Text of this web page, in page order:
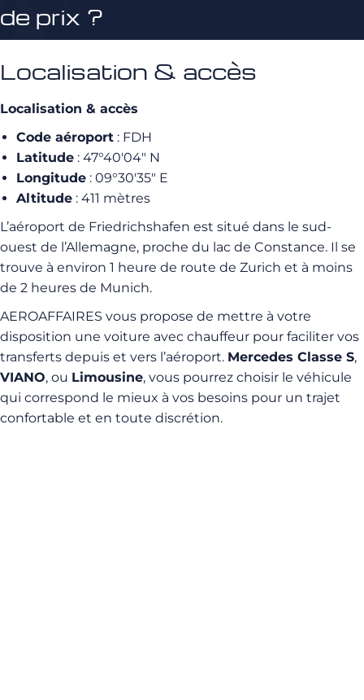
de prix ?
Localisation & accès
Localisation & accès
Code aéroport : FDH
Latitude : 47°40′04″ N
Longitude : 09°30′35″ E
Altitude : 411 mètres
L’aéroport de Friedrichshafen est situé dans le sud-
ouest de l’Allemagne, proche du lac de Constance. Il se
trouve à environ 1 heure de route de Zurich et à moins
de 2 heures de Munich.
AEROAFFAIRES vous propose de mettre à votre
disposition une voiture avec chauffeur pour faciliter vos
transferts depuis et vers l’aéroport. Mercedes Classe S,
VIANO, ou Limousine, vous pourrez choisir le véhicule
qui correspond le mieux à vos besoins pour un trajet
confortable et en toute discrétion.